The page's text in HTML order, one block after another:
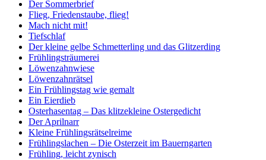
Der Sommerbrief
Flieg, Friedenstaube, flieg!
Mach nicht mit!
Tiefschlaf
Der kleine gelbe Schmetterling und das Glitzerding
Frühlingsträumerei
Löwenzahnwiese
Löwenzahnrätsel
Ein Frühlingstag wie gemalt
Ein Eierdieb
Osterhasentag – Das klitzekleine Ostergedicht
Der Aprilnarr
Kleine Frühlingsrätselreime
Frühlingslachen – Die Osterzeit im Bauerngarten
Frühling, leicht zynisch